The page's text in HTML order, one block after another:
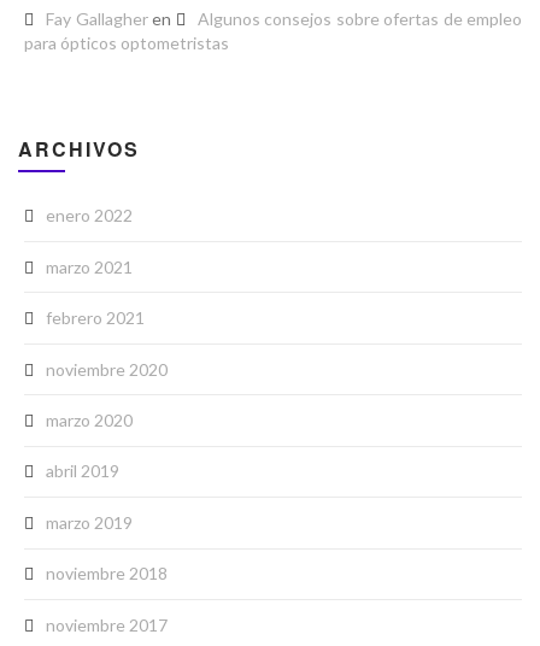
Fay Gallagheren
Algunos consejos sobre ofertas de empleo
para ópticos optometristas
ARCHIVOS
enero 2022
marzo 2021
febrero 2021
noviembre 2020
marzo 2020
abril 2019
marzo 2019
noviembre 2018
noviembre 2017